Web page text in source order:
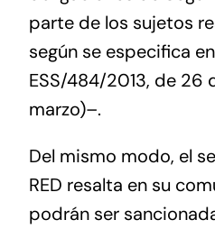
parte de los sujetos
según se especifica
ESS/484/2013, de 26
marzo)–.
Del mismo modo, el
RED resalta en su
podrán ser